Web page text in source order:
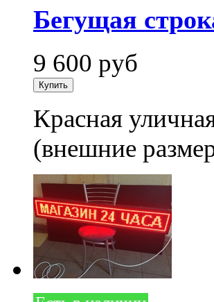
Бегущая
9 600 руб
Красная
(внешние